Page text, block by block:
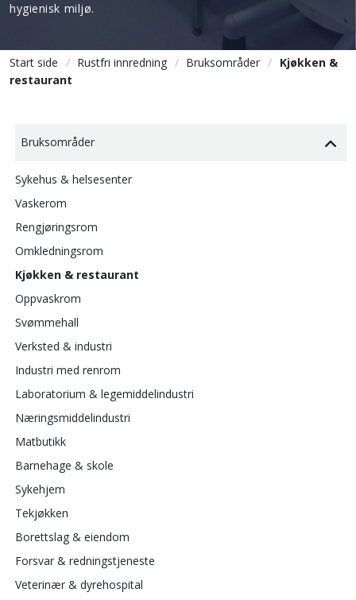
Start side Rustfri innredning Bruksområder
Kjøkken &
restaurant
hygienisk miljø.
Bruksområder
Sykehus & helsesenter
Vaskerom
Rengjøringsrom
Omkledningsrom
Kjøkken & restaurant
Oppvaskrom
Svømmehall
Verksted & industri
Industri med renrom
Laboratorium & legemiddelindustri
Næringsmiddelindustri
Matbutikk
Barnehage & skole
Sykehjem
Tekjøkken
Borettslag & eiendom
Forsvar & redningstjeneste
Veterinær & dyrehospital